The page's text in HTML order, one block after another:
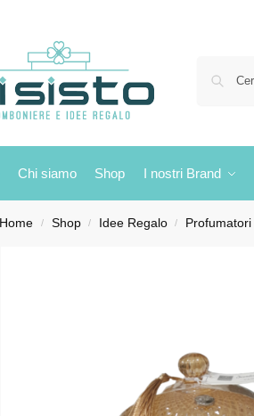
Chi siamo Shop I nostri Brand
Home / Shop / Idee Regalo / Profumatori